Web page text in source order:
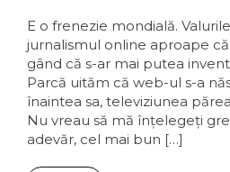
E o frenezie mondială.
jurnalismul online aproape
gând că s-ar mai putea
Parcă uităm că web-ul s-a
înaintea sa, televiziunea
Nu vreau să mă înţelegeţi
adevăr, cel mai bun […]